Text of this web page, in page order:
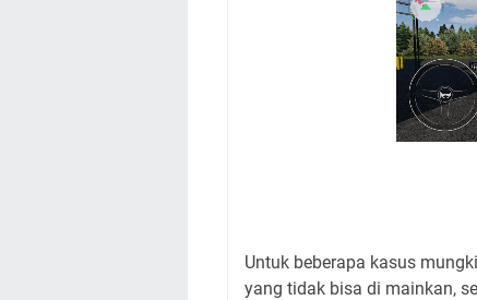
Untuk beberapa kasus
yang tidak bisa di mainkan,